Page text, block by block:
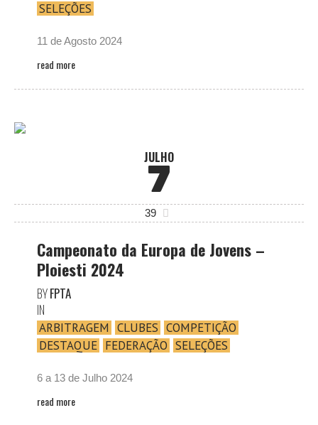
SELEÇÕES
11 de Agosto 2024
read more
JULHO
7
39
Campeonato da Europa de Jovens –
Ploiesti 2024
BYFPTA
IN
ARBITRAGEM CLUBES COMPETIÇÃO
DESTAQUE FEDERAÇÃO SELEÇÕES
6 a 13 de Julho 2024
read more